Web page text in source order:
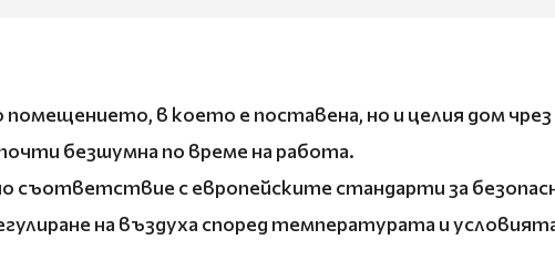
помещението, в което е поставена, но и целия дом
безшумна по време на работа.
съответствие с европейските стандарти за
на въздуха според температурата и